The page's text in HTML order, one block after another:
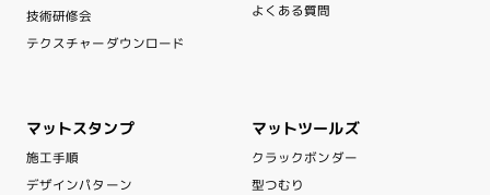
技術研修会
テクスチャーダウンロード
よくある質問
マットスタンプ
施工手順
デザインパターン
マットツールズ
クラックボンダー
型つむり